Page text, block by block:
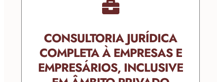
CONSULTORIA JURÍDICA
COMPLETA À EMPRESAS E
EMPRESÁRIOS, INCLUSIVE